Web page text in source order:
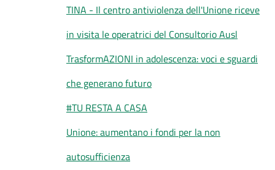
TINA - Il centro antiviolenza dell'Unione riceve
in visita le operatrici del Consultorio Ausl
TrasformAZIONI in adolescenza: voci e sguardi
che generano futuro
#TU RESTA A CASA
Unione: aumentano i fondi per la non
autosufficienza